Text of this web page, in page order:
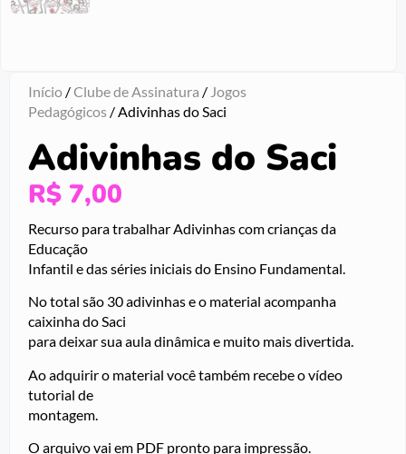
Início /Clube de Assinatura / Jogos
Pedagógicos / Adivinhas do Saci
Adivinhas do Saci
R$ 7,00
Recurso para trabalhar Adivinhas com crianças da
Educação
Infantil e das séries iniciais do Ensino Fundamental.
No total são 30 adivinhas e o material acompanha
caixinha do Saci
para deixar sua aula dinâmica e muito mais divertida.
Ao adquirir o material você também recebe o vídeo
tutorial de
montagem.
O arquivo vai em PDF pronto para impressão.